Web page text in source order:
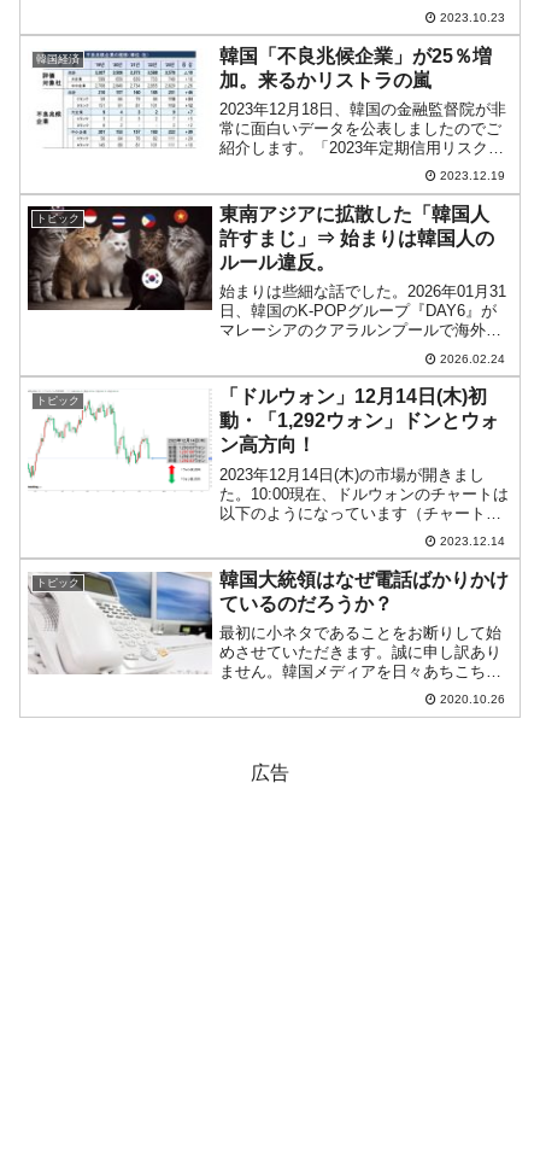
『Investing.com』より引用）。さらに下
落して始まりました。KOSPIは「2,3...
2023.10.23
韓国経済
韓国「不良兆候企業」が25％増
加。来るかリストラの嵐
2023年12月18日、韓国の金融監督院が非
常に面白いデータを公表しましたのでご
紹介します。「2023年定期信用リスク評
価の結果」というもので、企業の信用リ
スクがどのような状況なのかを示しま
す。⇒参照・引用元：『韓国 金融監督
院』公式サイト...
2023.12.19
トピック
東南アジアに拡散した「韓国人
許すまじ」⇒ 始まりは韓国人の
ルール違反。
始まりは些細な話でした。2026年01月31
日、韓国のK-POPグループ『DAY6』が
マレーシアのクアラルンプールで海外公
演を実施。このとき、コンサートに来て
いた韓国人が禁止されている「望遠カメ
ラ」を用いて撮影しており、警備員に見
咎められて...
2026.02.24
トピック
「ドルウォン」12月14日(木)初
動・「1,292ウォン」ドンとウォ
ン高方向！
2023年12月14日(木)の市場が開きまし
た。10:00現在、ドルウォンのチャートは
以下のようになっています（チャートは
『Investing.com』より引用）。
『FOMC』が効きましたね。ウォン高方
向にドンと進行しました。現在のところ
「...
2023.12.14
トピック
韓国大統領はなぜ電話ばかりかけ
ているのだろうか？
最初に小ネタであることをお断りして始
めさせていただきます。誠に申し訳あり
ません。韓国メディアを日々あちこち回
っていると、韓国の文在寅大統領が電話
をかけている写真に多く出くわします。
2020.10.26
広告